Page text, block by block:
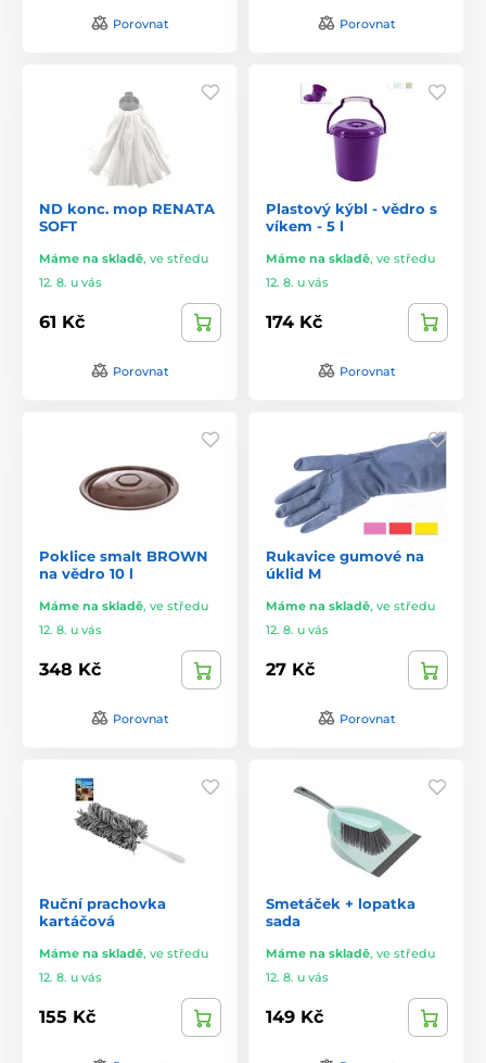
Porovnat Porovnat
ND konc. mop RENATA
SOFT
Máme na skladě, ve středu
12. 8. u vás
61 Kč
Porovnat
Plastový kýbl - vědro s
víkem - 5 l
Máme na skladě, ve středu
12. 8. u vás
174 Kč
Porovnat
Poklice smalt BROWN
na vědro 10 l
Máme na skladě, ve středu
12. 8. u vás
348 Kč
Porovnat
Rukavice gumové na
úklid M
Máme na skladě, ve středu
12. 8. u vás
27 Kč
Porovnat
Ruční prachovka
kartáčová
Máme na skladě, ve středu
12. 8. u vás
155 Kč
Smetáček + lopatka
sada
Máme na skladě, ve středu
12. 8. u vás
149 Kč